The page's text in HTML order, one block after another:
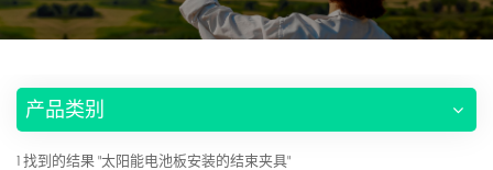
中文
产品类别
1 找到的结果 "太阳能电池板安装的结束夹具"